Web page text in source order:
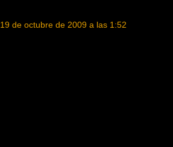
19 de octubre de 2009 a las 1:52